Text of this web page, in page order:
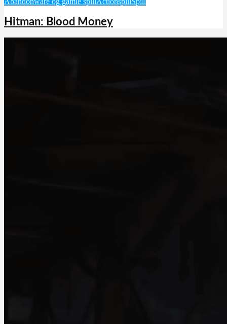
Hitman: Blood Money